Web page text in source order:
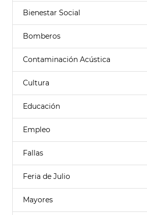
Bienestar Social
Bomberos
Contaminación Acústica
Cultura
Educación
Empleo
Fallas
Feria de Julio
Mayores